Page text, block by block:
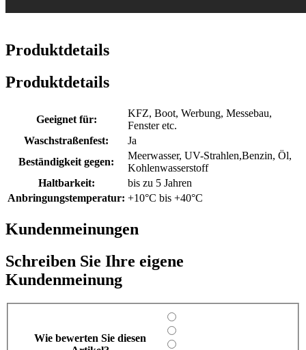
Produktdetails
Produktdetails
Geeignet für:
KFZ, Boot, Werbung, Messebau,
Fenster etc.
Waschstraßenfest:
Ja
Beständigkeit gegen:
Meerwasser, UV-Strahlen,Benzin, Öl,
Kohlenwasserstoff
Haltbarkeit:
bis zu 5 Jahren
Anbringungstemperatur: +10°C bis +40°C
Kundenmeinungen
Schreiben Sie Ihre eigene
Kundenmeinung
Wie bewerten Sie diesen